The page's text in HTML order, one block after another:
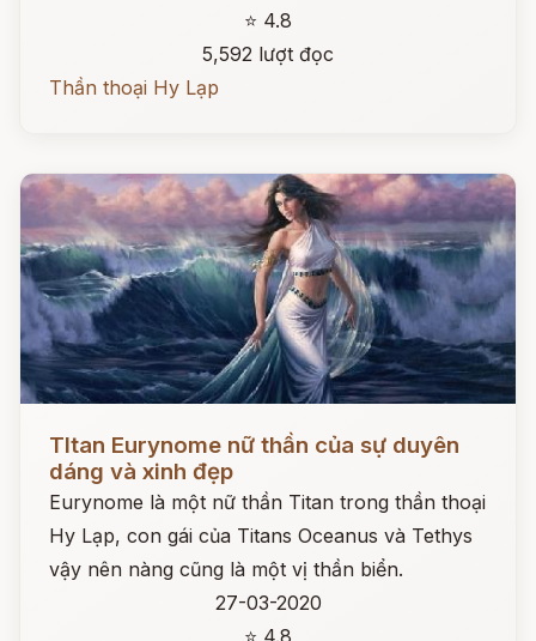
⭐ 4.8
5,592 lượt đọc
Thần thoại Hy Lạp
TItan Eurynome nữ thần của sự duyên
dáng và xinh đẹp
Eurynome là một nữ thần Titan trong thần thoại
Hy Lạp, con gái của Titans Oceanus và Tethys
vậy nên nàng cũng là một vị thần biển.
27-03-2020
⭐ 4.8